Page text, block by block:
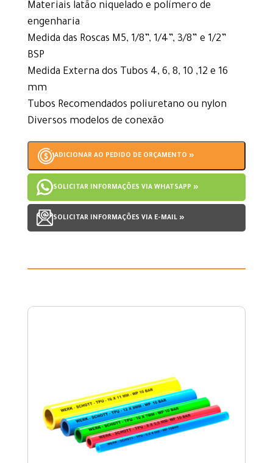
Materiais latão niquelado e polímero de
engenharia
Medida das Roscas M5, 1/8”, 1/4”, 3/8” e 1/2”
BSP
Medida Externa dos Tubos 4, 6, 8, 10 ,12 e 16
mm
Tubos Recomendados poliuretano ou nylon
Diversos modelos de conexão
ADICIONAR AO PEDIDO DE ORÇAMENTO »
SOLICITAR INFORMAÇÕES VIA WHATSAPP »
SOLICITAR INFORMAÇÕES VIA E-MAIL »